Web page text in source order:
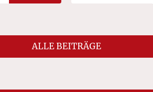
ALLE BEITRÄGE